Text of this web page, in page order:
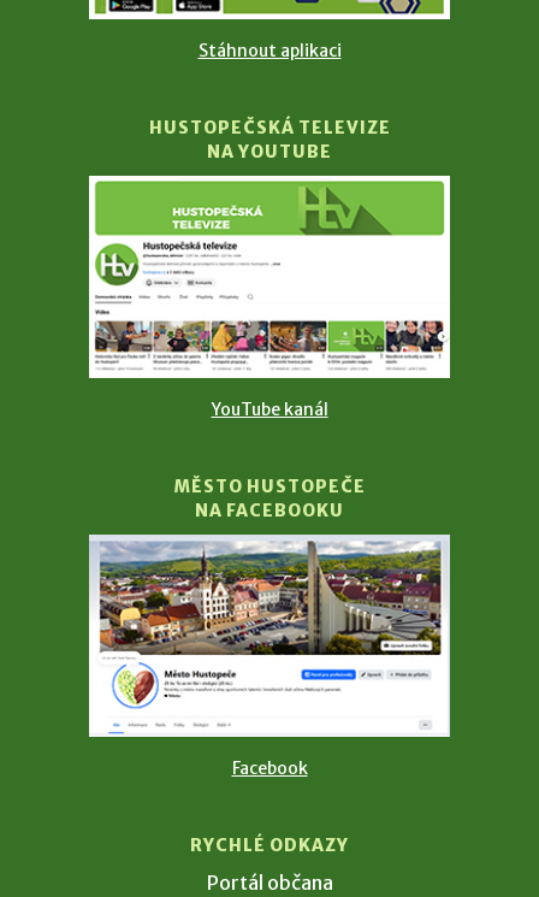
Stáhnout aplikaci
HUSTOPEČSKÁ TELEVIZE
NA YOUTUBE
YouTube kanál
MĚSTO HUSTOPEČE
NA FACEBOOKU
Facebook
RYCHLÉ ODKAZY
Portál občana